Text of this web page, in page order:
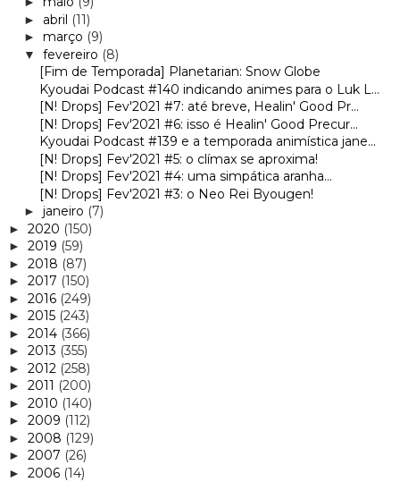
► abril (11)
► março (9)
▼ fevereiro (8)
[Fim de Temporada] Planetarian: Snow Globe
Kyoudai Podcast #140 indicando animes para o Luk L...
[N! Drops] Fev'2021 #7: até breve, Healin' Good Pr...
[N! Drops] Fev'2021 #6: isso é Healin' Good Precur...
Kyoudai Podcast #139 e a temporada animística jane...
[N! Drops] Fev'2021 #5: o clímax se aproxima!
[N! Drops] Fev'2021 #4: uma simpática aranha...
[N! Drops] Fev'2021 #3: o Neo Rei Byougen!
► janeiro (7)
► 2020 (150)
► 2019 (59)
► 2018 (87)
► 2017 (150)
► 2016 (249)
► 2015 (243)
► 2014 (366)
► 2013 (355)
► 2012 (258)
► 2011 (200)
► 2010 (140)
► 2009 (112)
► 2008 (129)
► 2007 (26)
► 2006 (14)